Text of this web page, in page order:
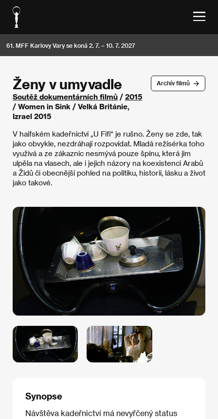
61. MFF Karlovy Vary se koná 2. 7. – 10. 7. 2027
Archív filmů
Ženy v umyvadle
Soutěž dokumentárních filmů / 2015
/ Women in Sink / Velká Británie,
Izrael 2015
V haifském kadeřnictví „U Fifi“ je rušno. Ženy se zde, tak
jako obvykle, nezdráhají rozpovídat. Mladá režisérka toho
využívá a ze zákaznic nesmývá pouze špínu, která jim
ulpěla na vlasech, ale i jejich názory na koexistenci Arabů
a Židů či obecnější pohled na politiku, historii, lásku a život
jako takové.
Synopse
Návštěva kadeřnictví má nevyřčený status